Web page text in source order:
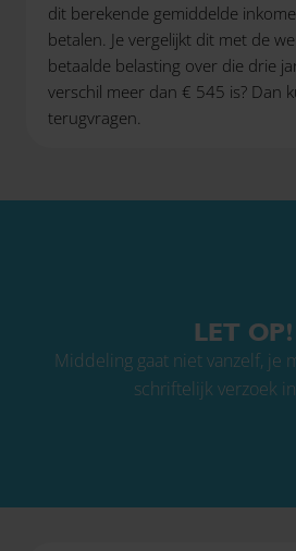
dit berekende gemiddelde
betalen. Je vergelijkt dit met de
betaalde belasting over die drie
verschil meer dan € 545 is? Dan
terugvragen.
LET OP!
Middeling gaat niet vanzelf, je
schriftelijk verzoek